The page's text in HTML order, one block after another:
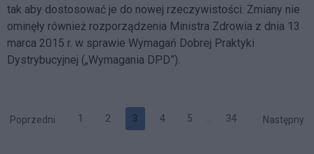
tak aby dostosować je do nowej rzeczywistości. Zmiany nie
ominęły również rozporządzenia Ministra Zdrowia z dnia 13
marca 2015 r. w sprawie Wymagań Dobrej Praktyki
Dystrybucyjnej („Wymagania DPD”).
Poprzedni 1 2 3 4 5 34 Następny